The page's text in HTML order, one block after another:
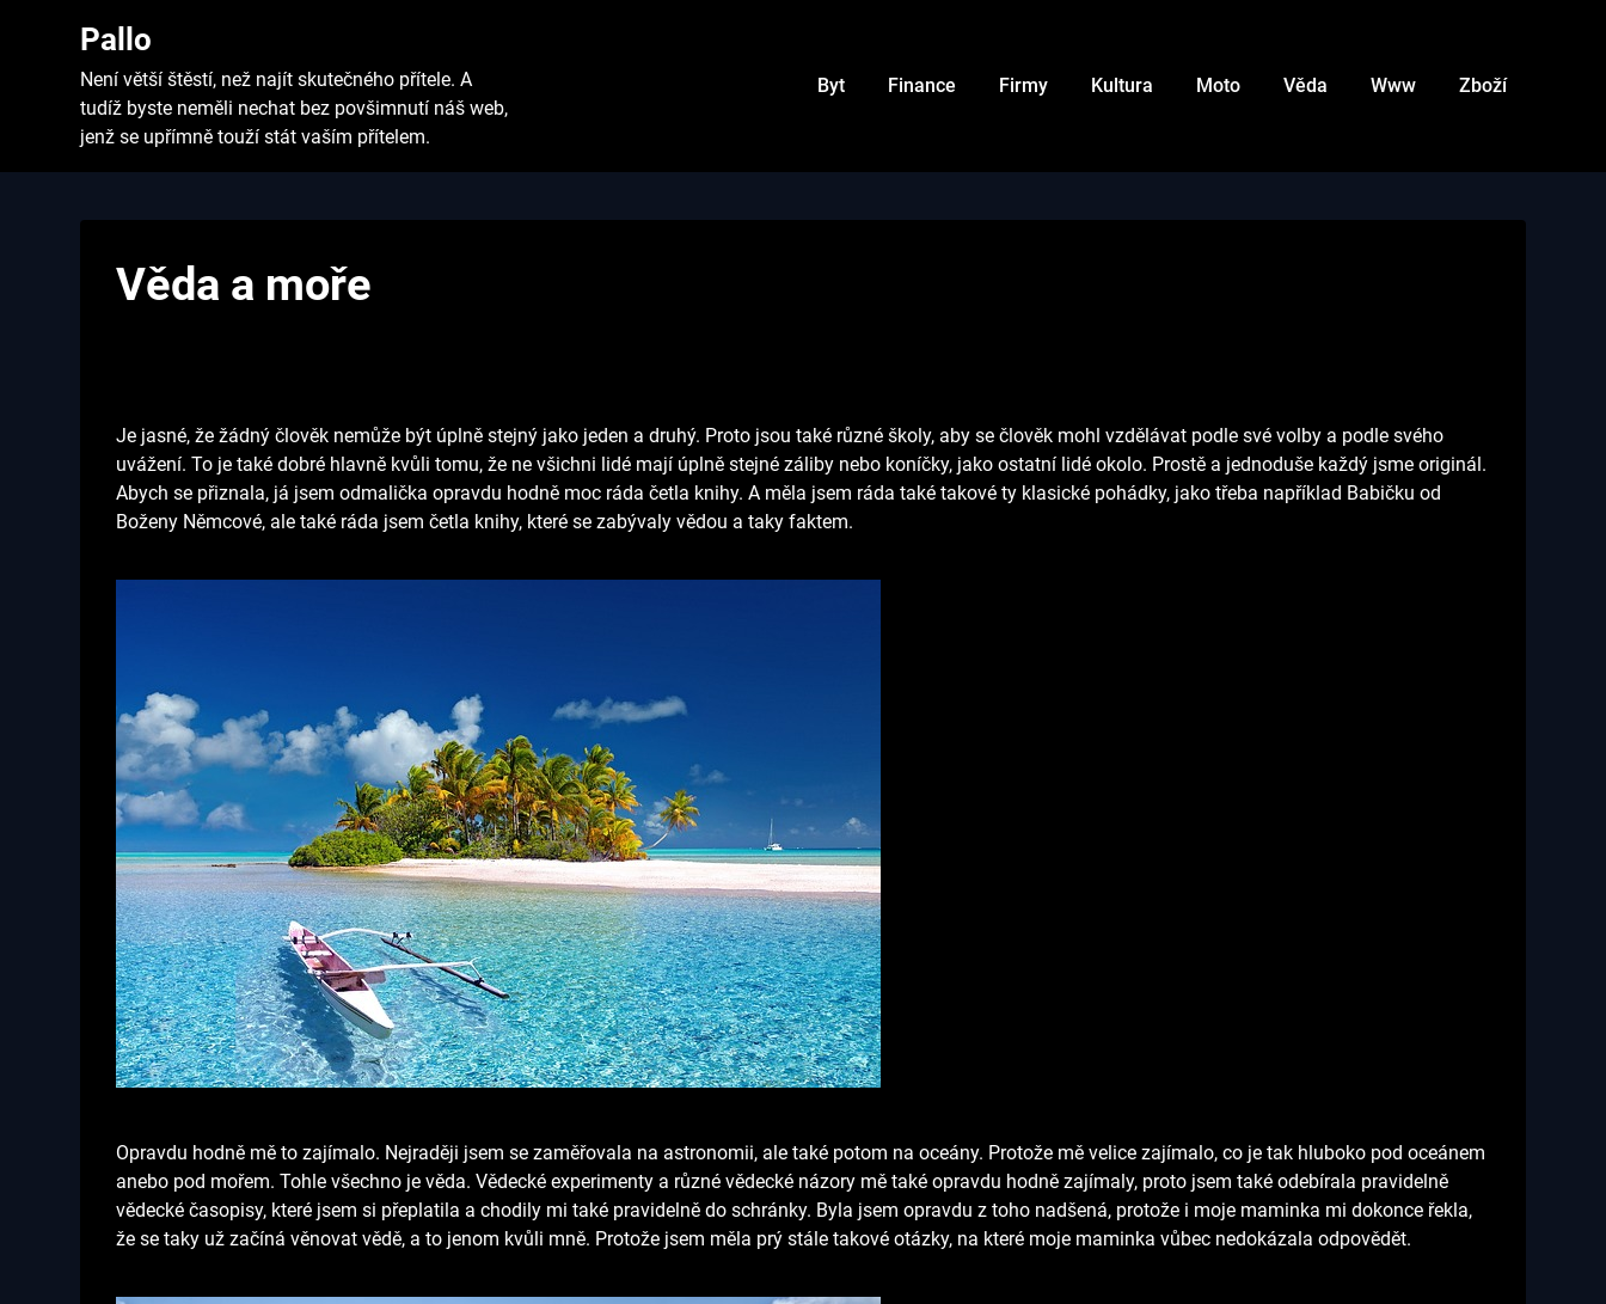
Pallo
Není větší štěstí, než najít skutečného přítele. A
tudíž byste neměli nechat bez povšimnutí náš web,
jenž se upřímně touží stát vaším přítelem.
Byt Finance Firmy Kultura Moto Věda Www Zboží
Věda a moře
Je jasné, že žádný člověk nemůže být úplně stejný jako jeden a druhý. Proto jsou také různé školy, aby se člověk mohl vzdělávat podle své volby a podle svého
uvážení. To je také dobré hlavně kvůli tomu, že ne všichni lidé mají úplně stejné záliby nebo koníčky, jako ostatní lidé okolo. Prostě a jednoduše každý jsme originál.
Abych se přiznala, já jsem odmalička opravdu hodně moc ráda četla knihy. A měla jsem ráda také takové ty klasické pohádky, jako třeba například Babičku od
Boženy Němcové, ale také ráda jsem četla knihy, které se zabývaly vědou a taky faktem.
Opravdu hodně mě to zajímalo. Nejraději jsem se zaměřovala na astronomii, ale také potom na oceány. Protože mě velice zajímalo, co je tak hluboko pod oceánem
anebo pod mořem. Tohle všechno je věda. Vědecké experimenty a různé vědecké názory mě také opravdu hodně zajímaly, proto jsem také odebírala pravidelně
vědecké časopisy, které jsem si přeplatila a chodily mi také pravidelně do schránky. Byla jsem opravdu z toho nadšená, protože i moje maminka mi dokonce řekla,
že se taky už začíná věnovat vědě, a to jenom kvůli mně. Protože jsem měla prý stále takové otázky, na které moje maminka vůbec nedokázala odpovědět.